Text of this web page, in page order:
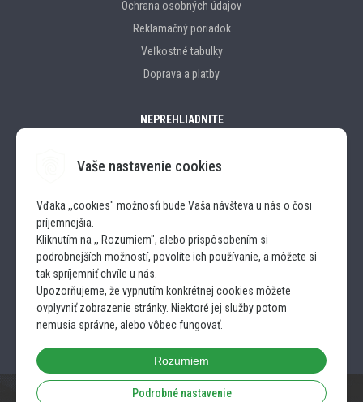
Vaše nastavenie cookies
Vďaka ,,cookies" možnosťi bude Vaša návšteva u nás o čosi
príjemnejšia.
Kliknutím na ,, Rozumiem", alebo prispôsobením si
podrobnejších možností, povolíte ich používanie, a môžete si
tak spríjemniť chvíle u nás.
Upozorňujeme, že vypnutím konkrétnej cookies môžete
ovplyvniť zobrazenie stránky. Niektoré jej služby potom
nemusia správne, alebo vôbec fungovať.
Rozumiem
Podrobné nastavenie
Ochrana osobných údajov
Reklamačný poriadok
Veľkostné tabulky
Doprava a platby
NEPREHLIADNITE
INSTAGRAM
FACEBOOK